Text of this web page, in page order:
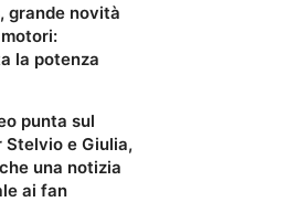
grande novità
la potenza
punta sul
Stelvio e Giulia,
una notizia
ai fan